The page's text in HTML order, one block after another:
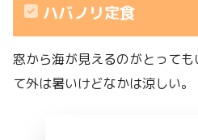
ハバノリ定食
窓から海が見えるのがとって
て外は暑いけどなかは涼しい。